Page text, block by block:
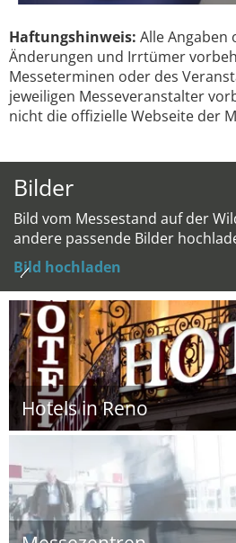
Haftungshinweis: Alle Angaben
Änderungen und Irrtümer
Messeterminen oder des
jeweiligen Messeveranstalter
nicht die offizielle Webseite der
Bilder
Bild vom Messestand auf der
andere passende Bilder
Bild hochladen
Hotels in Reno